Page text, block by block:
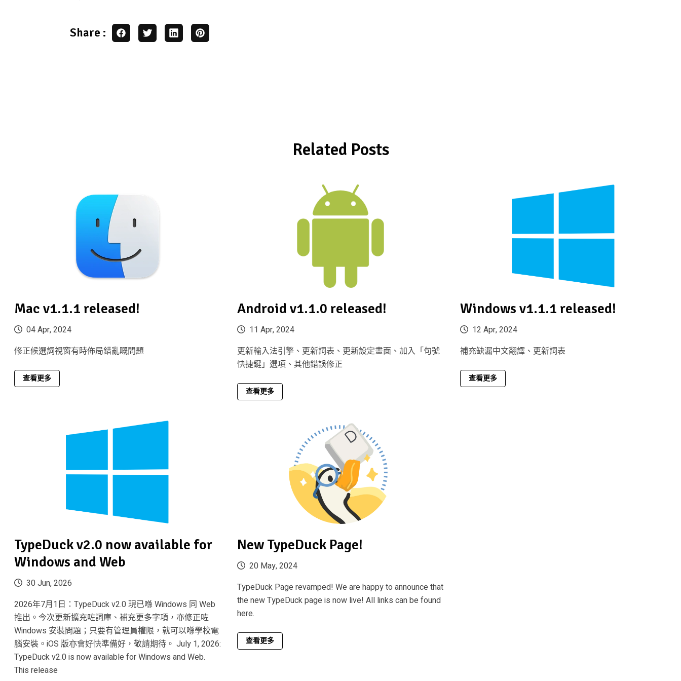
Share :
Related Posts
Mac v1.1.1 released!
04 Apr, 2024
修正候選詞視窗有時佈局錯亂嘅問題
查看更多
Android v1.1.0 released!
11 Apr, 2024
更新輸入法引擎、更新詞表、更新設定畫面、加入「句號
快捷鍵」選項、其他錯誤修正
查看更多
Windows v1.1.1 released!
12 Apr, 2024
補充缺漏中文翻譯、更新詞表
查看更多
TypeDuck v2.0 now available for
Windows and Web
30 Jun, 2026
2026年7月1日：TypeDuck v2.0 現已喺 Windows 同 Web
推出。今次更新擴充咗詞庫、補充更多字項，亦修正咗
Windows 安裝問題；只要有管理員權限，就可以喺學校電
腦安裝。iOS 版亦會好快準備好，敬請期待。 July 1, 2026:
TypeDuck v2.0 is now available for Windows and Web.
This release
New TypeDuck Page!
20 May, 2024
TypeDuck Page revamped! We are happy to announce that
the new TypeDuck page is now live! All links can be found
here.
查看更多